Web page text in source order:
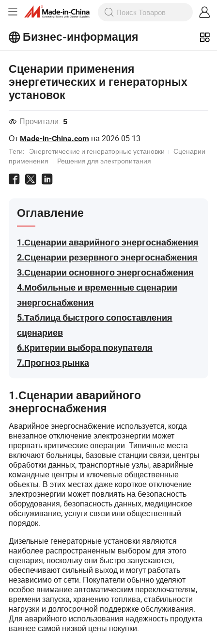
Бизнес-информация
информация!
Просмотреть Больше
Сценарии применения
энергетических и генераторных
установок
Прочитали: 5
От Made-in-China.com на2026-05-13
Теги: Энергетические и генераторные установки
Сценарии
применения
Решения для электропитания
Оглавление
1.Сценарии аварийного энергоснабжения
2.Сценарии резервного энергоснабжения
3.Сценарии основного энергоснабжения
4.Мобильные и временные сценарии
энергоснабжения
5.Таблица быстрого сопоставления
сценариев
6.Критерии выбора покупателя
7.Прогноз рынка
1.Сценарии аварийного
энергоснабжения
Аварийное энергоснабжение используется, когда
внезапное отключение электроэнергии может
прервать критические операции. Типичные места
включают больницы, базовые станции связи, центры
обработки данных, транспортные узлы, аварийные
командные центры и ключевые общественные
объекты. В этих местах даже короткое отключение
электроэнергии может повлиять на безопасность
оборудования, безопасность данных, медицинское
обслуживание, услуги связи или общественный
порядок.
Дизельные генераторные установки являются
наиболее распространенным выбором для этого
сценария, поскольку они быстро запускаются,
обеспечивают сильный выход и могут работать
независимо от сети. Покупатели обычно уделяют
особое внимание автоматическим переключателям,
времени запуска, хранению топлива, стабильности
нагрузки и долгосрочной поддержке обслуживания.
Для аварийного использования надежность продукта
важнее самой низкой цены покупки.